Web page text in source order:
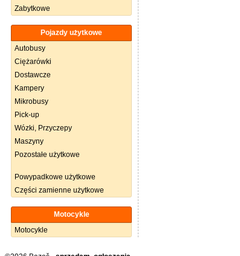
Zabytkowe
Pojazdy użytkowe
Autobusy
Ciężarówki
Dostawcze
Kampery
Mikrobusy
Pick-up
Wózki, Przyczepy
Maszyny
Pozostałe użytkowe
Powypadkowe użytkowe
Części zamienne użytkowe
Motocykle
Motocykle